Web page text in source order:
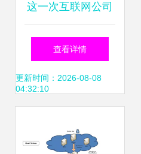
这一次互联网公司
又领先了 数据服务
的变革与启示
查看详情
更新时间：2026-08-08
04:32:10